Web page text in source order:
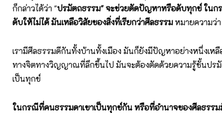
ก็กล่าวได้ว่า "ปรมัตถธรรม" จะช่วยตัดปัญหาหรือดับทุกข์ ในก
ดับให้ไม่ได้ มันเหลือวิสัยของสิ่งที่เรียกว่าศีลธรรมหมายความว่า
เรามีศีลธรรมดีกันทั้งบ้านทั้งเมือง มันก็ยังมีปัญหาอย่างหนึ่งเห
ทางจิตทางวิญญาณที่ลึกขึ้นไป มันจะต้องตัดด้วยความรู้ชั้นปรมั
เป็นทุกข์
ในกรณีที่คนธรรมดาเขาเป็นทุกข์กัน หรือที่อำนาจของศีลธรรม